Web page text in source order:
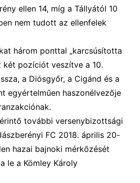
ellen 14, míg a Tállyától 10
nem tudott az ellenfelek
három ponttal „karcsúsította
két pozíciót veszítve a 10.
a Diósgyőr, a Cigánd és a
egyértelműen haszonélvezője
további versenybizottsági
FC 2018. április 20-
hazai bajnoki mérkőzését
le a Kömley Károly